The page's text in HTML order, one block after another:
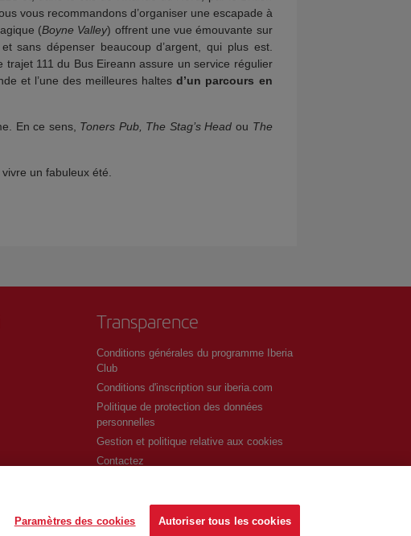
vous recommandons d’organiser une escapade à
(Boyne Valley) offrent une vue émouvante sur
sans dépenser beaucoup d’argent, qui plus est.
trajet 111 du Bus Eireann assure un service régulier
et l’une des meilleures haltesd’un parcours en
En ce sens, Toners Pub, The Stag’s Head ou The
un fabuleux été.
Transparence
Conditions générales du programme Iberia
Club
Conditions d'inscription sur iberia.com
Politique de protection des données
personnelles
Gestion et politique relative aux cookies
Contactez
Paramètres des cookies Autoriser tous les cookies